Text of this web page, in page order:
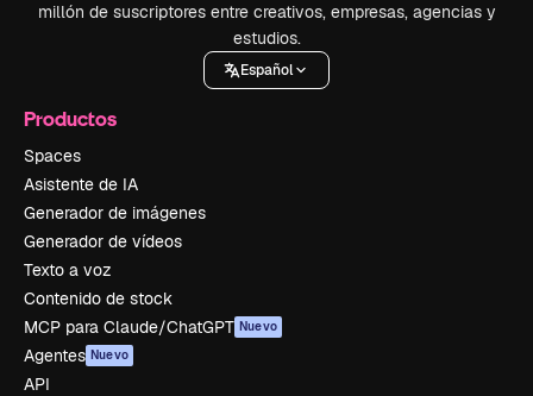
millón de suscriptores entre creativos, empresas, agencias y
estudios.
Español
Productos
Spaces
Asistente de IA
Generador de imágenes
Generador de vídeos
Texto a voz
Contenido de stock
MCP para Claude/ChatGPT Nuevo
Agentes Nuevo
API